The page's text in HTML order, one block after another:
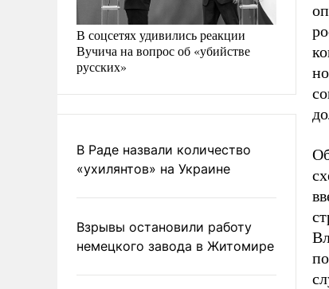
В соцсетях удивились реакции
Вучича на вопрос об «убийстве
русских»
В Раде назвали количество
«ухилянтов» на Украине
Взрывы остановили работу
немецкого завода в Житомире